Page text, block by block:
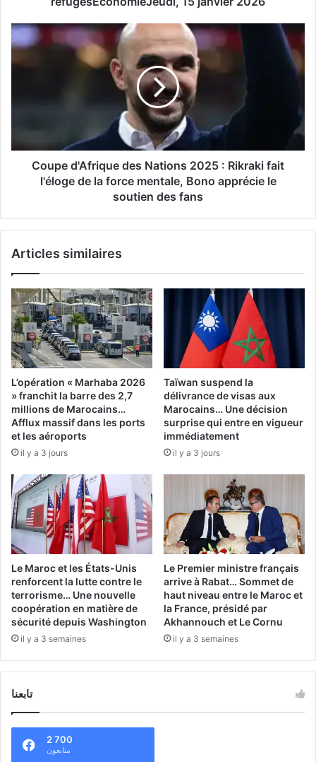
la
demande
2026
Coupe
d'Afrique
l'éloge
Bono
le
fans
Coupe d'Afrique des Nations 2025 : Rikraki fait
l'éloge de la force mentale, Bono apprécie le
soutien des fans
Articles similaires
L’opération « Marhaba 2026
» franchit la barre des 2,7
millions de Marocains…
Afflux massif dans les ports
et les aéroports
il y a 3 jours
Taïwan suspend la
délivrance de visas aux
Marocains… Une décision
surprise qui entre en vigueur
immédiatement
il y a 3 jours
Le Maroc et les États-Unis
renforcent la lutte contre le
terrorisme… Une nouvelle
coopération en matière de
sécurité depuis Washington
il y a 3 semaines
Le Premier ministre français
arrive à Rabat… Sommet de
haut niveau entre le Maroc et
la France, présidé par
Akhannouch et Le Cornu
il y a 3 semaines
تابعنا
2 700
متابعون